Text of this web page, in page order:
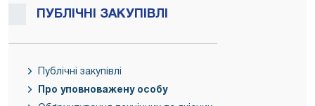
ПУБЛІЧНІ ЗАКУПІВЛІ
Публічні закупівлі
Про уповноважену особу